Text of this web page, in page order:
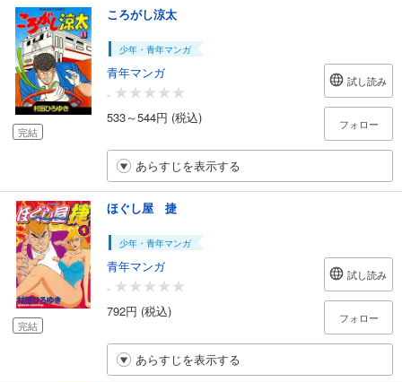
完結
ころがし涼太
少年・青年マンガ
青年マンガ
-
533～544円 (税込)
試し読み
フォロー
あらすじを表示する
完結
ほぐし屋 捷
少年・青年マンガ
青年マンガ
-
792円 (税込)
試し読み
フォロー
あらすじを表示する